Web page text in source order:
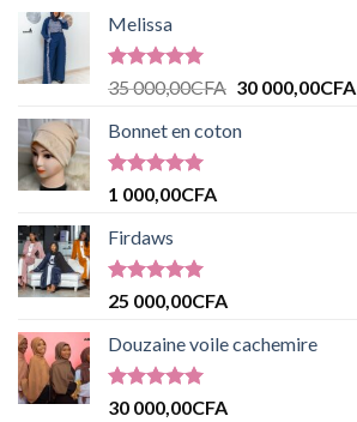
Melissa
Note5.00
35 000,00CFA 30 000,00CFA
Bonnet en coton
Note 5.00
1 000,00CFA
Firdaws
Note5.00
25 000,00CFA
Douzaine voile cachemire
Note5.00
30 000,00CFA